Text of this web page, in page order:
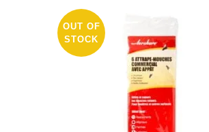
OUT OF
STOCK